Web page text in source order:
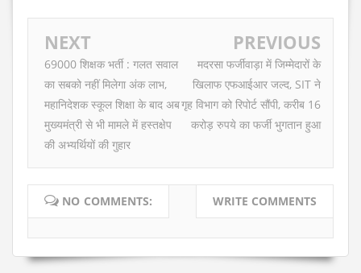
NEXT
69000 शिक्षक भर्ती : गलत सवाल
का सबको नहीं मिलेगा अंक लाभ,
महानिदेशक स्कूल शिक्षा के बाद अब
मुख्यमंत्री से भी मामले में हस्तक्षेप
की अभ्यर्थियों की गुहार
PREVIOUS
मदरसा फर्जीवाड़ा में जिम्मेदारों के
खिलाफ एफआईआर जल्द, SIT ने
गृह विभाग को रिपोर्ट सौंपी, करीब 16
करोड़ रुपये का फर्जी भुगतान हुआ
NO COMMENTS: WRITE COMMENTS